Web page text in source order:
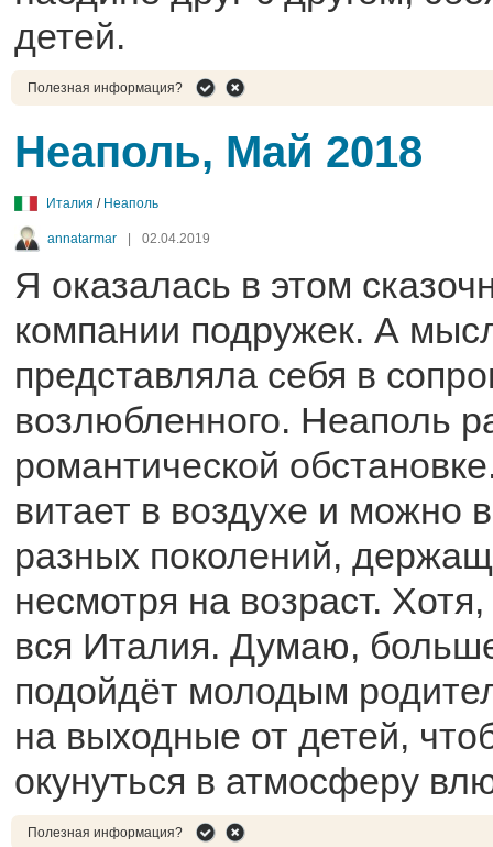
детей.
Полезная информация?
Неаполь, Май 2018
Италия / Неаполь
annatarmar 02.04.2019
Я оказалась в этом
компании подружек. А
представляла себя в
возлюбленного. Неаполь
романтической
витает в воздухе и можно
разных поколений,
несмотря на возраст.
вся Италия. Думаю,
подойдёт молодым
на выходные от детей,
окунуться в атмосферу
Полезная информация?